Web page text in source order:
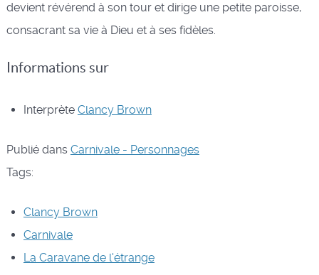
devient révérend à son tour et dirige une petite paroisse,
consacrant sa vie à Dieu et à ses fidèles.
Informations sur
Interprète Clancy Brown
Publié dans Carnivale - Personnages
Tags:
Clancy Brown
Carnivale
La Caravane de l'étrange